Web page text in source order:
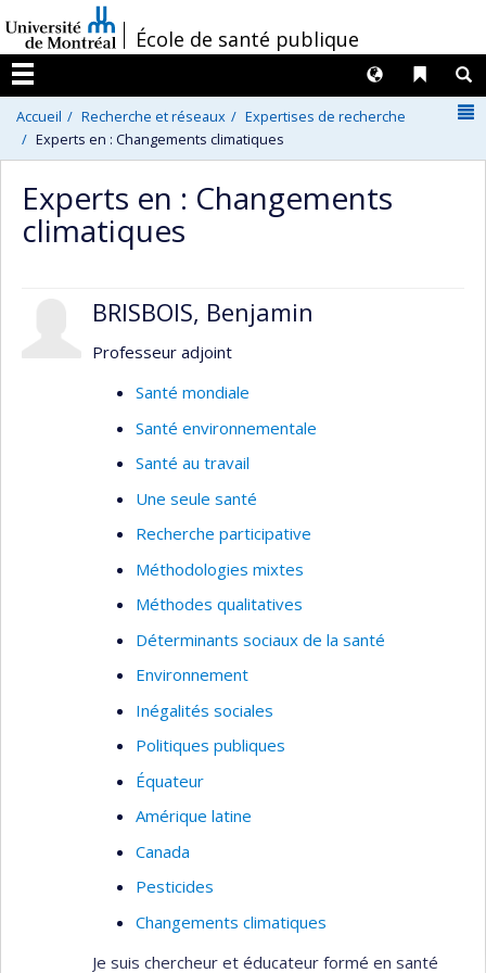
au
contenu
/École de santé publique
Menu
Liens
Langues
Accueil Recherche et réseaux
Expertises de recherche
Experts en : Changements climatiques
Experts en : Changements
climatiques
BRISBOIS, Benjamin
Professeur adjoint
Santé mondiale
Santé environnementale
Santé au travail
Une seule santé
Recherche participative
Méthodologies mixtes
Méthodes qualitatives
Déterminants sociaux de la santé
Environnement
Inégalités sociales
Politiques publiques
Équateur
Amérique latine
Canada
Pesticides
Changements climatiques
Je suis chercheur et éducateur formé en santé